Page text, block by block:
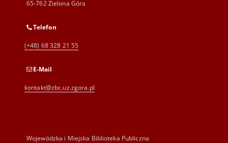
65-762 Zielona Góra
Telefon
(+48) 68 328 21 55
E-Mail
kontakt@zbc.uz.zgora.pl
Wojewódzka i Miejska Biblioteka Publiczna